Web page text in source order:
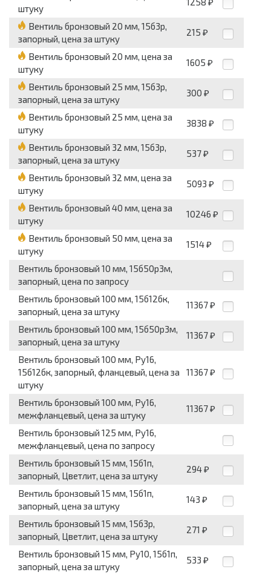
штуку
₽
Вентиль бронзовый 20 мм, 15б3р,
запорный, цена за штуку
215 ₽
Вентиль бронзовый 20 мм, цена за
штуку
1605 ₽
Вентиль бронзовый 25 мм, 15б3р,
запорный, цена за штуку
300 ₽
Вентиль бронзовый 25 мм, цена за
штуку
3838 ₽
Вентиль бронзовый 32 мм, 15б3р,
запорный, цена за штуку
537 ₽
Вентиль бронзовый 32 мм, цена за
штуку
5093 ₽
Вентиль бронзовый 40 мм, цена за
штуку
10246 ₽
Вентиль бронзовый 50 мм, цена за
штуку
1514 ₽
Вентиль бронзовый 10 мм, 15б50р3м,
запорный, цена по запросу
Вентиль бронзовый 100 мм, 15б12бк,
запорный, цена за штуку
11367 ₽
Вентиль бронзовый 100 мм, 15б50р3м,
запорный, цена за штуку
11367 ₽
Вентиль бронзовый 100 мм, Ру16,
15б12бк, запорный, фланцевый, цена за
штуку
11367 ₽
Вентиль бронзовый 100 мм, Ру16,
межфланцевый, цена за штуку
11367 ₽
Вентиль бронзовый 125 мм, Ру16,
межфланцевый, цена по запросу
Вентиль бронзовый 15 мм, 15б1п,
запорный, Цветлит, цена за штуку
294 ₽
Вентиль бронзовый 15 мм, 15б1п,
запорный, цена за штуку
143 ₽
Вентиль бронзовый 15 мм, 15б3р,
запорный, Цветлит, цена за штуку
271 ₽
Вентиль бронзовый 15 мм, Ру10, 15б1п,
запорный, цена за штуку
533 ₽